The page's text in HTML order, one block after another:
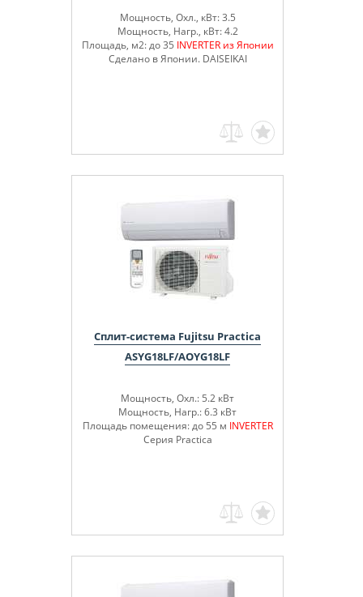
Мощность, Охл., кВт: 3.5
Мощность, Нагр., кВт: 4.2
Площадь, м2: до 35 INVERTER из Японии
Сделано в Японии. DAISEIKAI
Сплит-система Fujitsu Practica
ASYG18LF/AOYG18LF
Мощность, Охл.: 5.2 кВт
Мощность, Нагр.: 6.3 кВт
Площадь помещения: до 55 м INVERTER
Серия Practica